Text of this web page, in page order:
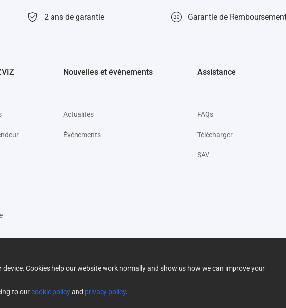
2 ans de garantie Garantie de
Nouvelles et événements
Actualités
Événements
Assistance
FAQs
Télécharger
SAV
Preferences |Conditions de vente|Garantie limitée
Cookies help our website work normally and show us how we can improve your
to ourcookie policyand privacy policy.